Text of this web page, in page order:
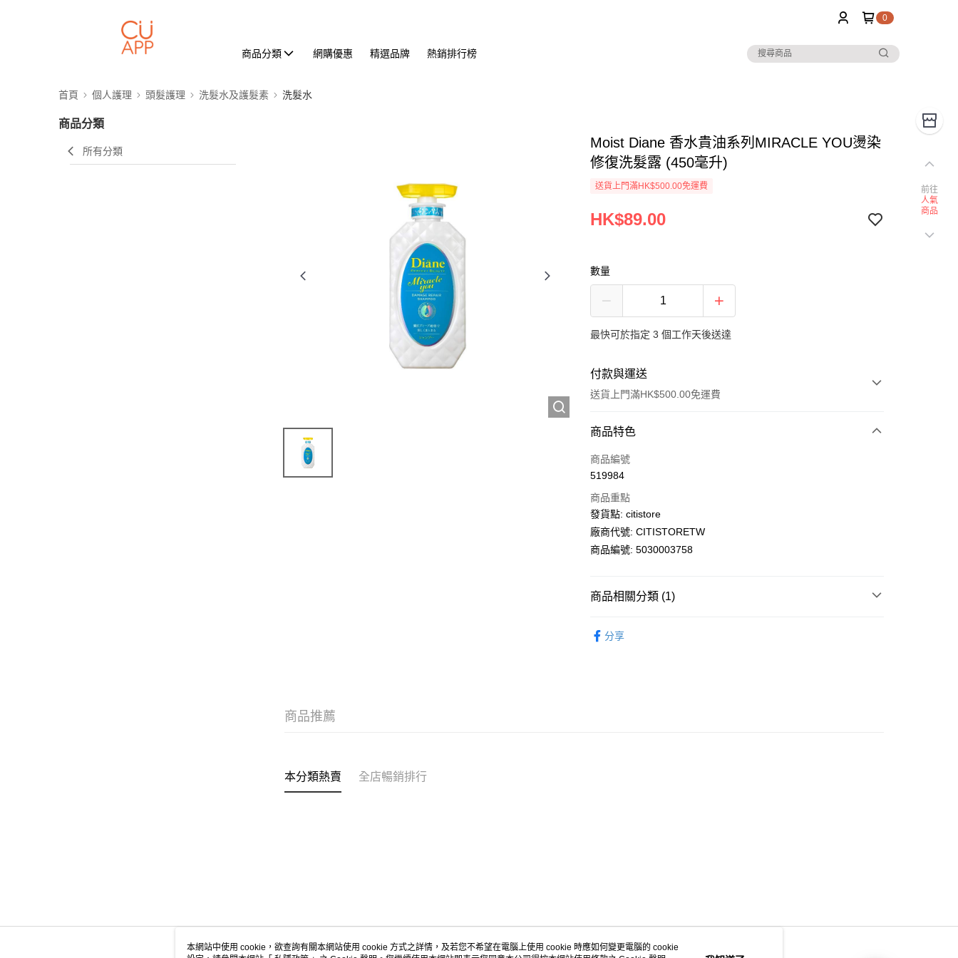
0
商品分類 網購優惠 精選品牌 熱銷排行榜
首頁 個人護理 頭髮護理 洗髮水及護髮素 洗髮水
商品分類
所有分類
Moist Diane 香水貴油系列MIRACLE YOU燙染
修復洗髮露 (450毫升)
送貨上門滿HK$500.00免運費
HK$89.00
數量
最快可於指定 3 個工作天後送達
付款與運送
送貨上門滿HK$500.00免運費
付款方式
信用卡
PayMe
WeChat Pay
每筆HK$100.00，滿HK$500.00或以上免運費
商品特色
商品編號
519984
商品重點
發貨點: citistore
廠商代號: CITISTORETW
商品編號: 5030003758
商品相關分類 (1)
分享
商品推薦
本分類熱賣 全店暢銷排行
前往
人氣
商品
本網站中使用 cookie，欲查詢有關本網站使用 cookie 方式之詳情，及若您不希望在電腦上使用 cookie 時應如何變更電腦的 cookie